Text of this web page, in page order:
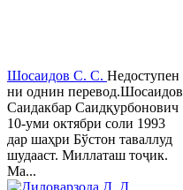
Шосаидов С. С. Недоступен
ни однин перевод.Шосаидов
Саидакбар Саидқурбонович
10-уми октябри соли 1993
дар шаҳри Бўстон таваллуд
шудааст. Миллаташ тоҷик.
Ма...